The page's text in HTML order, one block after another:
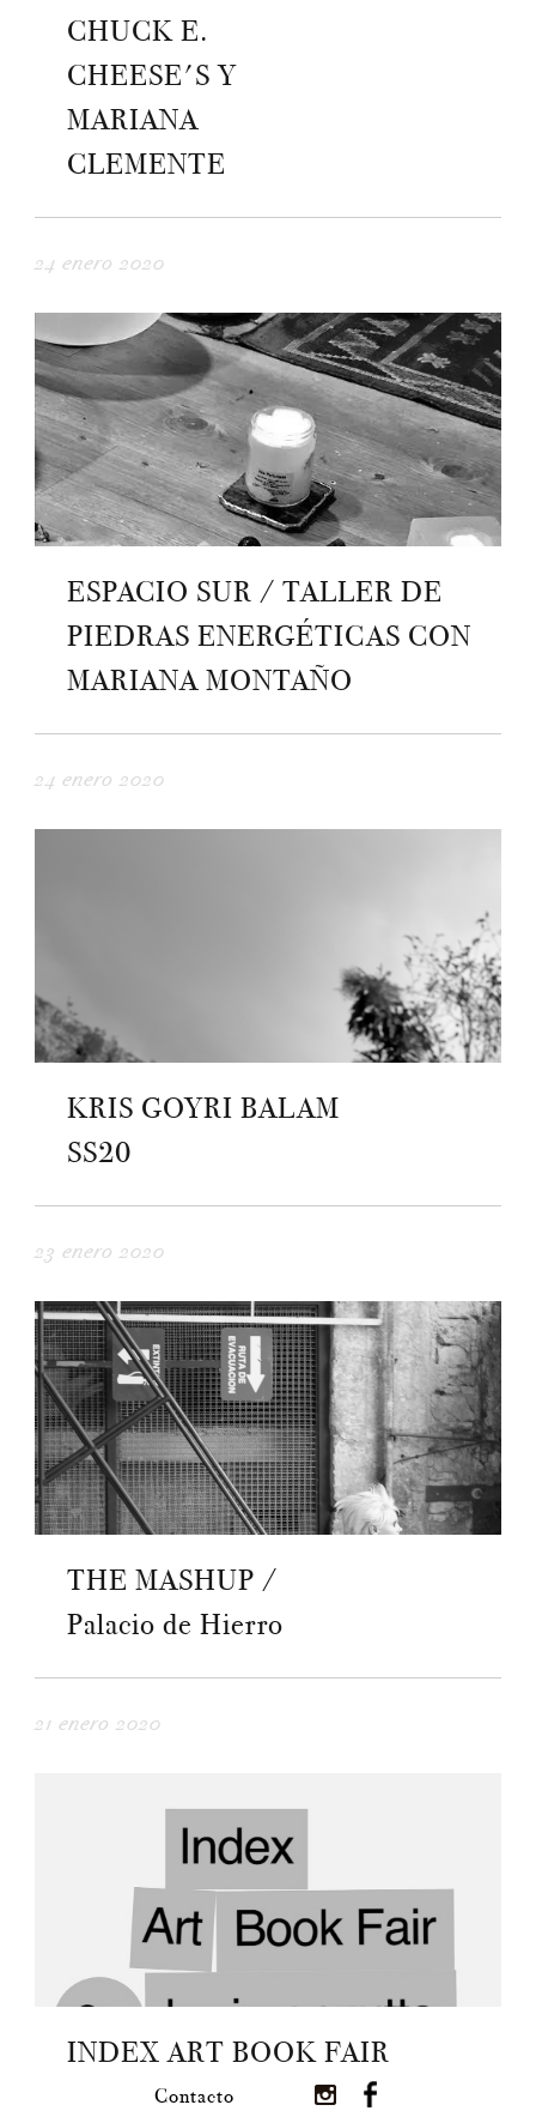
Contacto
CHUCK E.
CHEESE'S Y
MARIANA
CLEMENTE
24 enero 2020
ESPACIO SUR / TALLER DE
PIEDRAS ENERGÉTICAS CON
MARIANA MONTAÑO
24 enero 2020
KRIS GOYRI BALAM
SS20
23 enero 2020
THE MASHUP /
Palacio de Hierro
21 enero 2020
INDEX ART BOOK FAIR